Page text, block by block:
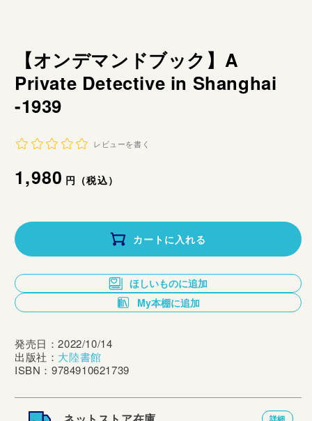
【オンデマンドブック】A
Private Detective in Shanghai
-1939
レビューを書く
通
価
格
1,980円（税込）
カートに入れる
ほしいものに追加
My本棚に追加
発売日：2022/10/14
出版社： 大陸書館
ISBN：9784910621739
詳細